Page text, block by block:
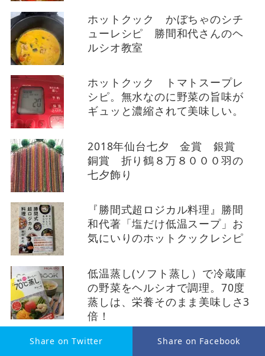
ホットクック かぼちゃのシチ
ューレシピ 勝間和代さんのヘ
ルシオ教室
ホットクック トマトスープレ
シピ。無水なのに野菜の旨味が
ギュッと濃縮されて美味しい。
2018年仙台七夕 金賞 銀賞
銅賞 折り鶴８万８０００羽の
七夕飾り
『勝間式超ロジカル料理』勝間
和代著「塩だけ低温スープ」お
気にいりのホットクックレシピ
低温蒸し(ソフト蒸し）で冷蔵庫
の野菜をヘルシオで調理。70度
蒸しは、栄養そのまま美味しさ3
倍！
仙台市七夕2023年 金賞 銀
Share on Twitter Share on Facebook